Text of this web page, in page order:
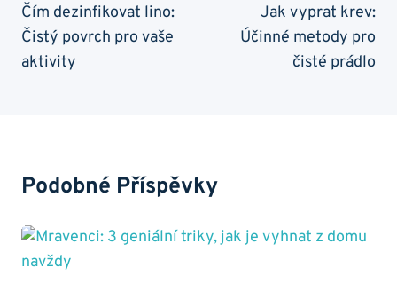
Pro
Příspěvek
Čím dezinfikovat lino:
Čistý povrch pro vaše
aktivity
Jak vyprat krev:
Účinné metody pro
čisté prádlo
Podobné Příspěvky